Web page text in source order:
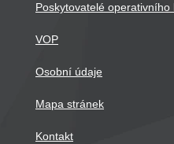
Poskytovatelé operativního
VOP
Osobní údaje
Mapa stránek
Kontakt